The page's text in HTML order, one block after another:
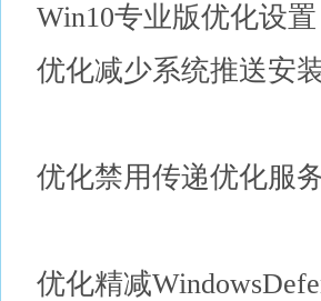
Win10专业版优化设置
优化减少系统推送安
优化禁用传递优化服务
优化精减